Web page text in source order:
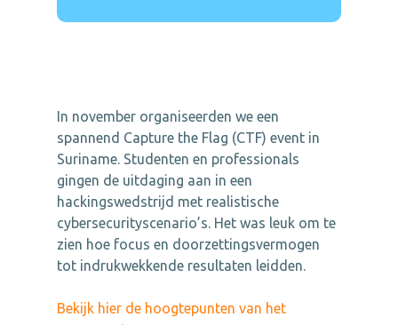
In november organiseerden we een
spannend Capture the Flag (CTF) event in
Suriname. Studenten en professionals
gingen de uitdaging aan in een
hackingswedstrijd met realistische
cybersecurityscenario’s. Het was leuk om te
zien hoe focus en doorzettingsvermogen
tot indrukwekkende resultaten leidden.
Bekijk hier de hoogtepunten van het